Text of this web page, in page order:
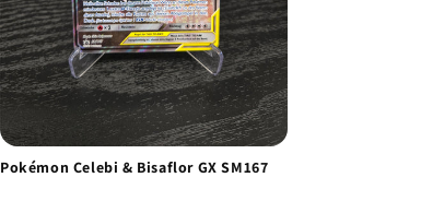
Pokémon Celebi & Bisaflor GX SM167